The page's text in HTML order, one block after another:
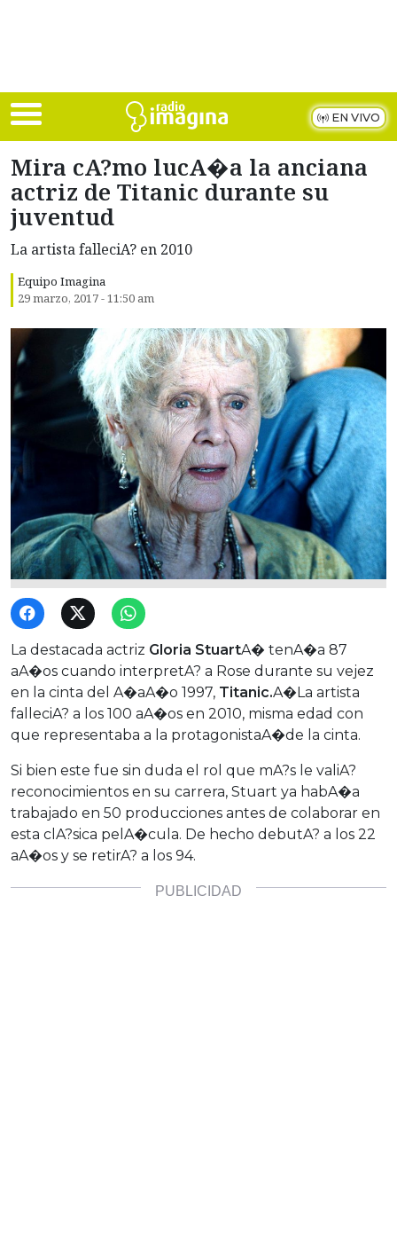
EN VIVO
Mira cA?mo lucA�a la anciana
actriz de Titanic durante su
juventud
La artista falleciA? en 2010
Equipo Imagina
29 marzo, 2017 - 11:50 am
La destacada actriz Gloria StuartA� tenA�a 87
aA�os cuando interpretA? a Rose durante su vejez
en la cinta del A�aA�o 1997, Titanic.A�La artista
falleciA? a los 100 aA�os en 2010, misma edad con
que representaba a la protagonistaA�de la cinta.
Si bien este fue sin duda el rol que mA?s le valiA?
reconocimientos en su carrera, Stuart ya habA�a
trabajado en 50 producciones antes de colaborar en
esta clA?sica pelA�cula. De hecho debutA? a los 22
aA�os y se retirA? a los 94.